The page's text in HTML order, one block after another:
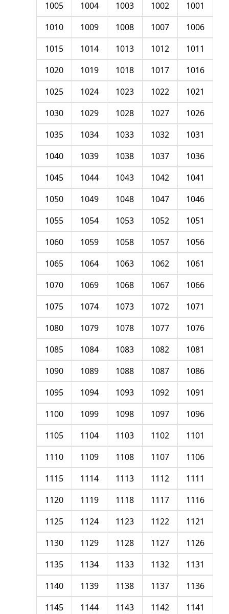
1001
1002
1003
1004
1005
1006
1007
1008
1009
1010
1011
1012
1013
1014
1015
1016
1017
1018
1019
1020
1021
1022
1023
1024
1025
1026
1027
1028
1029
1030
1031
1032
1033
1034
1035
1036
1037
1038
1039
1040
1041
1042
1043
1044
1045
1046
1047
1048
1049
1050
1051
1052
1053
1054
1055
1056
1057
1058
1059
1060
1061
1062
1063
1064
1065
1066
1067
1068
1069
1070
1071
1072
1073
1074
1075
1076
1077
1078
1079
1080
1081
1082
1083
1084
1085
1086
1087
1088
1089
1090
1091
1092
1093
1094
1095
1096
1097
1098
1099
1100
1101
1102
1103
1104
1105
1106
1107
1108
1109
1110
1111
1112
1113
1114
1115
1116
1117
1118
1119
1120
1121
1122
1123
1124
1125
1126
1127
1128
1129
1130
1131
1132
1133
1134
1135
1136
1137
1138
1139
1140
1141
1142
1143
1144
1145